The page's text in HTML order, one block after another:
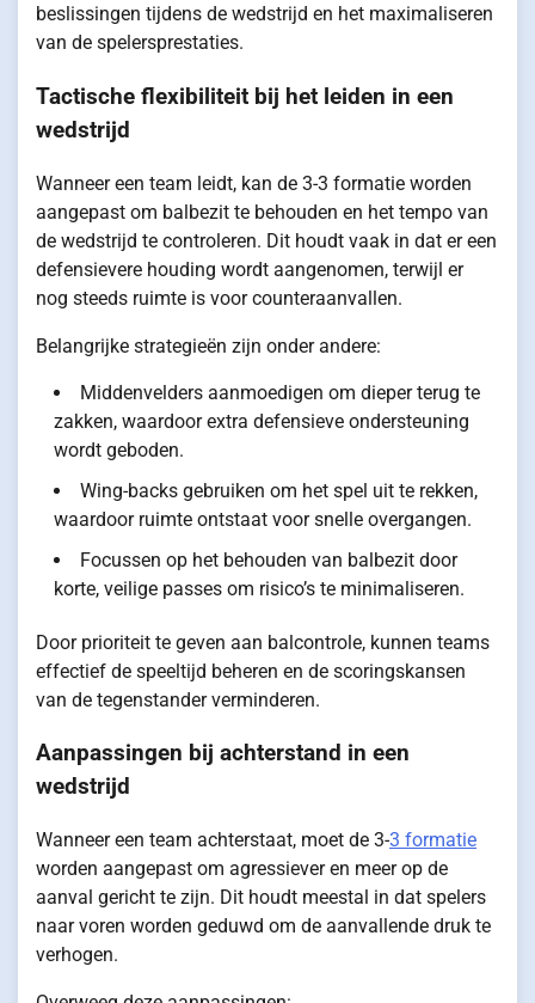
beslissingen tijdens de wedstrijd en het maximaliseren
van de spelersprestaties.
Tactische flexibiliteit bij het leiden in een
wedstrijd
Wanneer een team leidt, kan de 3-3 formatie worden
aangepast om balbezit te behouden en het tempo van
de wedstrijd te controleren. Dit houdt vaak in dat er een
defensievere houding wordt aangenomen, terwijl er
nog steeds ruimte is voor counteraanvallen.
Belangrijke strategieën zijn onder andere:
Middenvelders aanmoedigen om dieper terug te
zakken, waardoor extra defensieve ondersteuning
wordt geboden.
Wing-backs gebruiken om het spel uit te rekken,
waardoor ruimte ontstaat voor snelle overgangen.
Focussen op het behouden van balbezit door
korte, veilige passes om risico’s te minimaliseren.
Door prioriteit te geven aan balcontrole, kunnen teams
effectief de speeltijd beheren en de scoringskansen
van de tegenstander verminderen.
Aanpassingen bij achterstand in een
wedstrijd
Wanneer een team achterstaat, moet de 3-3 formatie
worden aangepast om agressiever en meer op de
aanval gericht te zijn. Dit houdt meestal in dat spelers
naar voren worden geduwd om de aanvallende druk te
verhogen.